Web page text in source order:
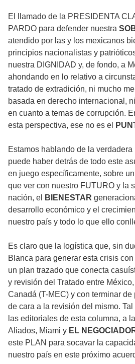
El llamado de la PRESIDENTA
PARDO para defender nuestra
atendido por las y los mexicanos
principios nacionalistas y
nuestra DIGNIDAD y, de fondo, a
ahondando en lo relativo a
tratado de extradición, ni mucho
basada en derecho internacional,
en cuanto a temas de corrupción.
esta perspectiva, ese no es el
Estamos hablando de la verdadera
puede haber detrás de todo este
en juego específicamente, sobre
que ver con nuestro FUTURO y la
nación, el
BIENESTAR
desarrollo económico y el
nuestro país y todo lo que ello
Es claro que la logística que, sin
Blanca para generar esta crisis
un plan trazado que conecta
y revisión del Tratado entre
Canadá (T-MEC) y con terminar
de cara a la revisión del mismo.
las editoriales de esta columna, a
Aliados, Miami y EL
este PLAN para socavar la
nuestro país en este próximo